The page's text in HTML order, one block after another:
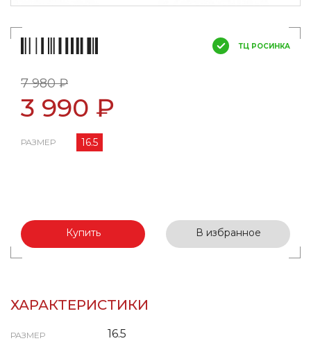
ТЦ РОСИНКА
7 980 ₽
3 990 ₽
РАЗМЕР 16.5
Купить В избранное
ХАРАКТЕРИСТИКИ
РАЗМЕР 16.5